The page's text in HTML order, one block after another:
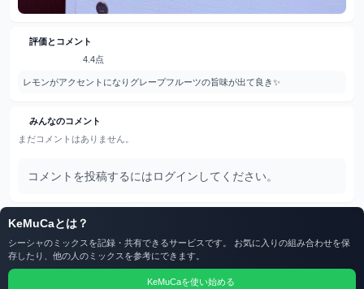
評価とコメント
4.4点
レモンがアクセントになりグレープフルーツの旨味が出て良き✨
みんなのコメント
まだコメントはありません。
コメントを投稿するにはログインしてください。
KeMuCaとは？
シーシャのミックスを記録・共有できるサービスです。 お気に入りの組み合わせを保
存したり、他の人のミックスを参考にできます。
KeMuCaを使い始める